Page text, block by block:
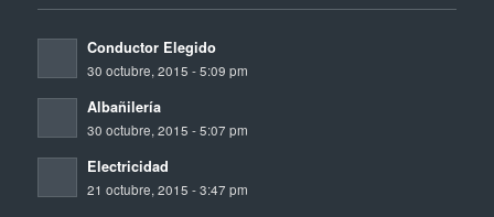
Conductor Elegido
30 octubre, 2015 - 5:09 pm
Albañilería
30 octubre, 2015 - 5:07 pm
Electricidad
21 octubre, 2015 - 3:47 pm